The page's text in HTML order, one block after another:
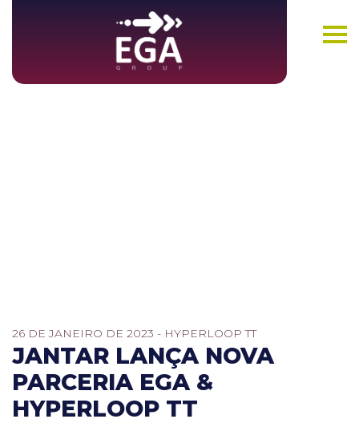
26 DE JANEIRO DE 2023 - HYPERLOOP TT
JANTAR LANÇA NOVA
PARCERIA EGA &
HYPERLOOP TT